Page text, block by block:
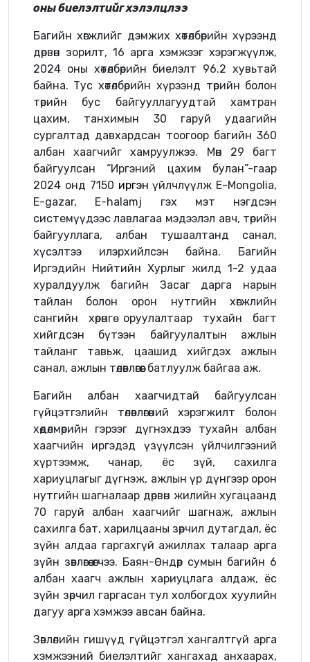
оны биелэлтийг хэлэлцлээ
Багийн хөгжлийг дэмжих хөтөлбөрийн хүрээнд
дөрвөн зорилт, 16 арга хэмжээг хэрэгжүүлж,
2024 оны хөтөлбөрийн биелэлт 96.2 хувьтай
байна. Тус хөтөлбөрийн хүрээнд төрийн болон
төрийн бус байгууллагуудтай хамтран
цахим, танхимын 30 гаруй удаагийн
сургалтад давхардсан тоогоор багийн 360
албан хаагчийг хамруулжээ. Мөн 29 багт
байгуулсан “Иргэний цахим булан”-гаар
2024 онд 7150 иргэн үйлчлүүлж E-Mongolia,
E-gazar, E-halamj гэх мэт нэгдсэн
системүүдээс лавлагаа мэдээлэл авч, төрийн
байгууллага, албан тушаалтанд санал,
хүсэлтээ илэрхийлсэн байна. Багийн
Иргэдийн Нийтийн Хурлыг жилд 1-2 удаа
хуралдуулж багийн Засаг дарга нарын
тайлан болон орон нутгийн хөгжлийн
сангийн хөрөнгө оруулалтаар тухайн багт
хийгдсэн бүтээн байгуулалтын ажлын
тайланг тавьж, цаашид хийгдэх ажлын
санал, ажлын төлөвлөгөөг батлуулж байгаа аж.
Багийн албан хаагчидтай байгуулсан
гүйцэтгэлийн төлөвлөгөөний хэрэгжилт болон
хөдөлмөрийн гэрээг дүгнэхдээ тухайн албан
хаагчийн иргэдэд үзүүлсэн үйлчилгээний
хүртээмж, чанар, ёс зүй, сахилга
хариуцлагыг дүгнэж, ажлын үр дүнгээр орон
нутгийн шагналаар дөрвөн жилийн хугацаанд
70 гаруй албан хаагчийг шагнаж, ажлын
сахилга бат, харилцааны зөрчил дутагдал, ёс
зүйн алдаа гаргахгүй ажиллах талаар арга
зүйн зөвлөгөө өгчээ. Баян-Өндөр сумын багийн 6
албан хаагч ажлын хариуцлага алдаж, ёс
зүйн зөрчил гаргасан тул холбогдох хуулийн
дагуу арга хэмжээ авсан байна.
Зөвлөлийн гишүүд гүйцэтгэл хангалтгүй арга
хэмжээний биелэлтийг хангахад анхаарах,